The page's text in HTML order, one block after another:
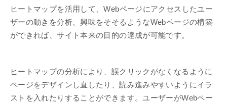
ヒートマップを活用して、Webページにアクセスしたユー
ザーの動きを分析、興味をそそるようなWebページの構築
ができれば、サイト本来の目的の達成が可能です。
ヒートマップの分析により、誤クリックがなくなるように
ページをデザインし直したり、読み進みやすいようにイラ
ストを入れたりすることができます。ユーザーがWebペー